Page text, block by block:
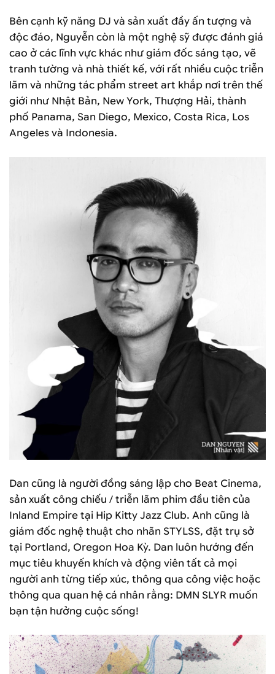
Bên cạnh kỹ năng DJ và sản xuất đầy ấn tượng và
độc đáo, Nguyễn còn là một nghệ sỹ được đánh giá
cao ở các lĩnh vực khác như giám đốc sáng tạo, vẽ
tranh tường và nhà thiết kế, với rất nhiều cuộc triễn
lãm và những tác phẩm street art khắp nơi trên thế
giới như Nhật Bản, New York, Thượng Hải, thành
phố Panama, San Diego, Mexico, Costa Rica, Los
Angeles và Indonesia.
Dan cũng là người đồng sáng lập cho Beat Cinema,
sản xuất công chiếu / triễn lãm phim đầu tiên của
Inland Empire tại Hip Kitty Jazz Club. Anh cũng là
giám đốc nghệ thuật cho nhãn STYLSS, đặt trụ sở
tại Portland, Oregon Hoa Kỳ. Dan luôn hướng đến
mục tiêu khuyến khích và động viên tất cả mọi
người anh từng tiếp xúc, thông qua công việc hoặc
thông qua quan hệ cá nhân rằng: DMN SLYR muốn
bạn tận hưởng cuộc sống!